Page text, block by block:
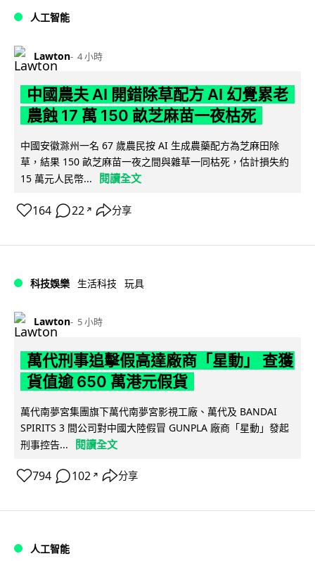
人工智能
Lawton 4 小時
中國農夫 AI 開錯除草配方 AI 幻覺累老
農蝕 17 萬 150 畝芝麻苗一夜枯死
中國安徽滁州一名 67 歲農民按 AI 生成農藥配方為芝麻田除
草，結果 150 畝芝麻苗一夜之間與雜草一同枯死，估計損失約
15 萬元人民幣...
閱讀全文
164 22 ↗ 分享
科技娛樂 生活科技 玩具
Lawton 5 小時
萬代刑事追擊假高達廠商「星動」 查獲
貨值逾 650 萬港元假貨
萬代南夢宮集團旗下萬代南夢宮影視工廠、萬代及 BANDAI
SPIRITS 3 間公司對中國大陸假冒 GUNPLA 廠商「星動」發起
刑事控告...
閱讀全文
794 102 ↗ 分享
人工智能